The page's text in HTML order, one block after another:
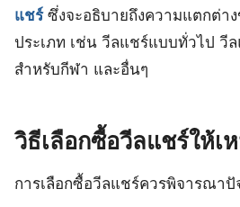
แชร์ซึ่งจะอธิบายถึงความแตกต่า
ประเภท เช่น วีลแชร์แบบทั่วไป วี
สำหรับกีฬา และอื่นๆ
วิธีเลือกซื้อวีลแชร์ให้เ
การเลือกซื้อวีลแชร์ควรพิจารณาปั